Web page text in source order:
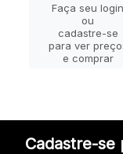
Faça seu login
ou
cadastre-se
para ver
e comprar
Cadastre-se